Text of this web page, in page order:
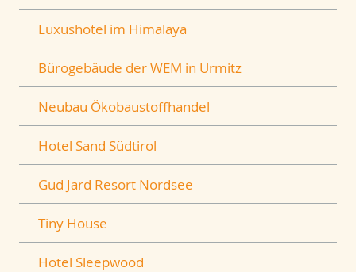
Luxushotel im Himalaya
Bürogebäude der WEM in Urmitz
Neubau Ökobaustoffhandel
Hotel Sand Südtirol
Gud Jard Resort Nordsee
Tiny House
Hotel Sleepwood